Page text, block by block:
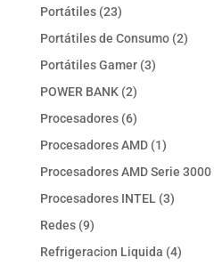
Portátiles 2323
productos
Portátiles de Consumo 22
Portátiles Gamer 33
POWER BANK 22
productos
Procesadores 66
productos
Procesadores AMD 11
producto
Procesadores AMD Serie 3000
Procesadores INTEL 33
Redes 99
productos
Refrigeracion Liquida 44